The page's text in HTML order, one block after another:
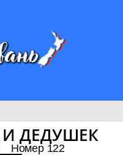
ДЕДУШЕК
Номер 122